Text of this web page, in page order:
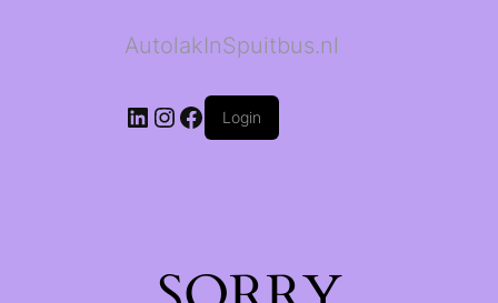
AutolakInSpuitbus.nl
LinkedIn
Instagram
Facebook
Login